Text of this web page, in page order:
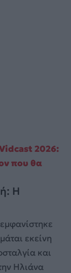
2026:
που θα
Η
εκείνη
και
Ηλιάνα